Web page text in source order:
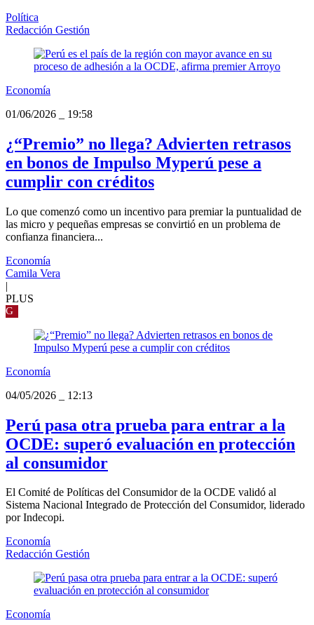
Política
Redacción Gestión
Economía
01/06/2026
19:58
¿“Premio” no llega? Advierten retrasos
en bonos de Impulso Myperú pese a
cumplir con créditos
Lo que comenzó como un incentivo para premiar la puntualidad de
las micro y pequeñas empresas se convirtió en un problema de
confianza financiera...
Economía
Camila Vera
|
PLUS
G
Economía
04/05/2026
12:13
Perú pasa otra prueba para entrar a la
OCDE: superó evaluación en protección
al consumidor
El Comité de Políticas del Consumidor de la OCDE validó al
Sistema Nacional Integrado de Protección del Consumidor, liderado
por Indecopi.
Economía
Redacción Gestión
Economía